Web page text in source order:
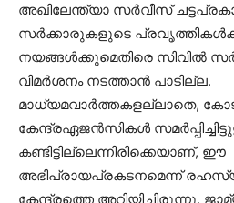
അഖിലേന്ത്യാ സർവീസ്
സർക്കാരുകളുടെ
നയങ്ങൾക്കുമെതിരെ സിവിൽ
വിമർശനം നടത്താൻ പാടില്ല.
മാധ്യമവാർത്തകളല്ലാതെ,
കേന്ദ്രഏജൻസികൾ
കണ്ടിട്ടില്ലെന്നിരിക്കെയാണ്, ഈ
അഭിപ്രായപ്രകടനമെന്ന്
കേന്ദ്രത്തെ അറിയിച്ചിരുന്നു.